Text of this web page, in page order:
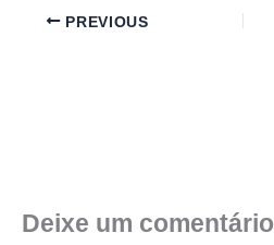
PREVIOUS
Deixe um comentário